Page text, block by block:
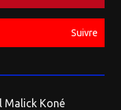
Suivre
Malick Koné